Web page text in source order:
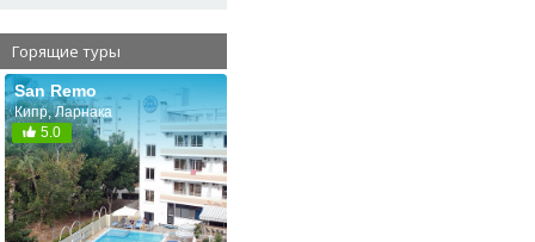
Горящие туры
San Remo
Кипр, Ларнака
5.0